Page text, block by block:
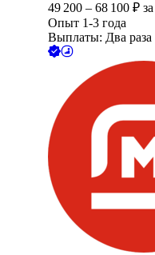
49 200 – 68 100 ₽
Опыт 1-3 года
Выплаты: Два раза